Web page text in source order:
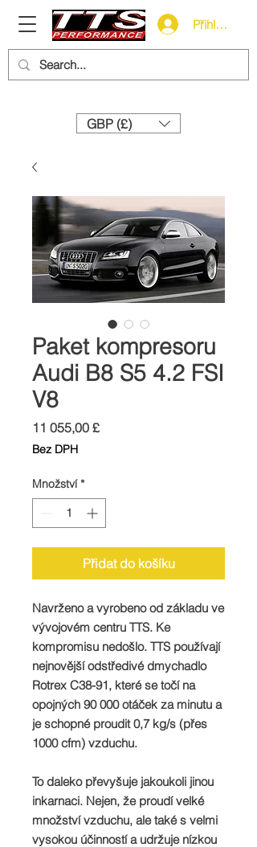
Přihlásit se
GBP (£)
Paket kompresoru
Audi B8 S5 4.2 FSI
V8
11 055,00 £Cena
Bez DPH
Množství *
Přidat do košíku
Navrženo a vyrobeno od základu ve
vývojovém centru TTS. Ke
kompromisu nedošlo. TTS používají
nejnovější odstředivé dmychadlo
Rotrex C38-91, které se točí na
opojných 90 000 otáček za minutu a
je schopné proudit 0,7 kg/s (přes
1000 cfm) vzduchu.
To daleko převyšuje jakoukoli jinou
inkarnaci. Nejen, že proudí velké
množství vzduchu, ale také s velmi
vysokou účinností a udržuje nízkou